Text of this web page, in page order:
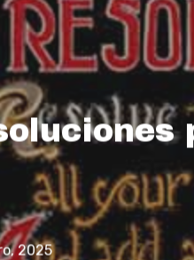
2025